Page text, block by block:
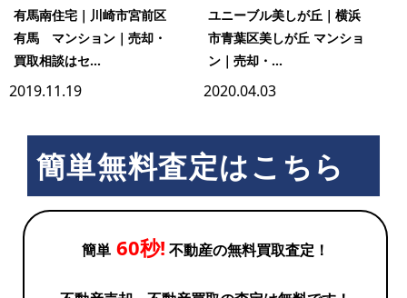
有馬南住宅｜川崎市宮前区
有馬 マンション｜売却・
買取相談はセ...
2019.11.19
ユニーブル美しが丘｜横浜
市青葉区美しが丘 マンショ
ン｜売却・...
2020.04.03
簡単無料査定はこちら
簡単 60秒! 不動産の無料買取査定！